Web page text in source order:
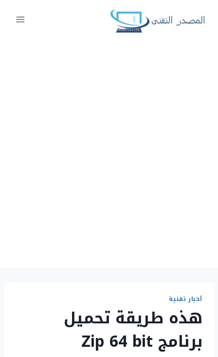
أخبار تقنية
هذه طريقة تحميل
برنامج Zip 64 bit